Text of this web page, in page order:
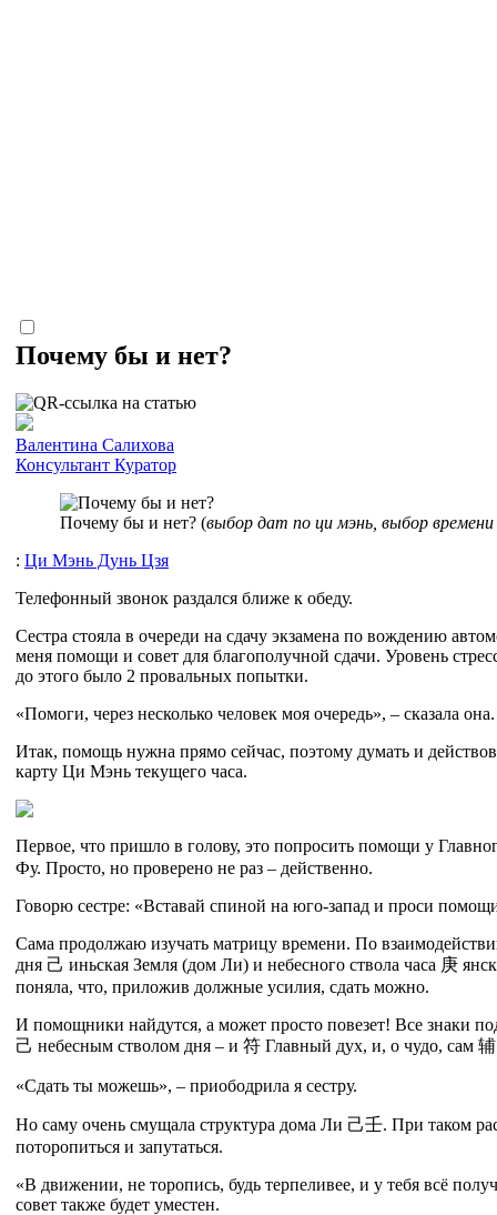
Почему бы и нет?
Валентина Салихова
Консультант Куратор
Почему бы и нет? (выбор дат по ци мэнь, выбор времени
: Ци Мэнь Дунь Цзя
Телефонный звонок раздался ближе к обеду.
Сестра стояла в очереди на сдачу экзамена по вождению
меня помощи и совет для благополучной сдачи. Уровень
до этого было 2 провальных попытки.
«Помоги, через несколько человек моя очередь», – сказала она.
Итак, помощь нужна прямо сейчас, поэтому думать и
карту Ци Мэнь текущего часа.
Первое, что пришло в голову, это попросить помощи у
Фу. Просто, но проверено не раз – действенно.
Говорю сестре: «Вставай спиной на юго-запад и проси
Сама продолжаю изучать матрицу времени. По
дня 己 иньская Земля (дом Ли) и небесного ствола часа 庚
поняла, что, приложив должные усилия, сдать можно.
И помощники найдутся, а может просто повезет! Все знаки
己 небесным стволом дня – и 符 Главный дух, и, о чудо, сам
«Сдать ты можешь», – приободрила я сестру.
Но саму очень смущала структура дома Ли 己壬. При таком
поторопиться и запутаться.
«В движении, не торопись, будь терпеливее, и у тебя всё
совет также будет уместен.